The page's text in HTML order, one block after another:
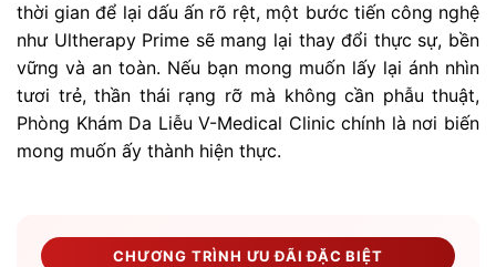
thời gian để lại dấu ấn rõ rệt, một bước tiến công nghệ
như Ultherapy Prime sẽ mang lại thay đổi thực sự, bền
vững và an toàn. Nếu bạn mong muốn lấy lại ánh nhìn
tươi trẻ, thần thái rạng rỡ mà không cần phẫu thuật,
Phòng Khám Da Liễu V-Medical Clinic chính là nơi biến
mong muốn ấy thành hiện thực.
CHƯƠNG TRÌNH ƯU ĐÃI ĐẶC BIỆT